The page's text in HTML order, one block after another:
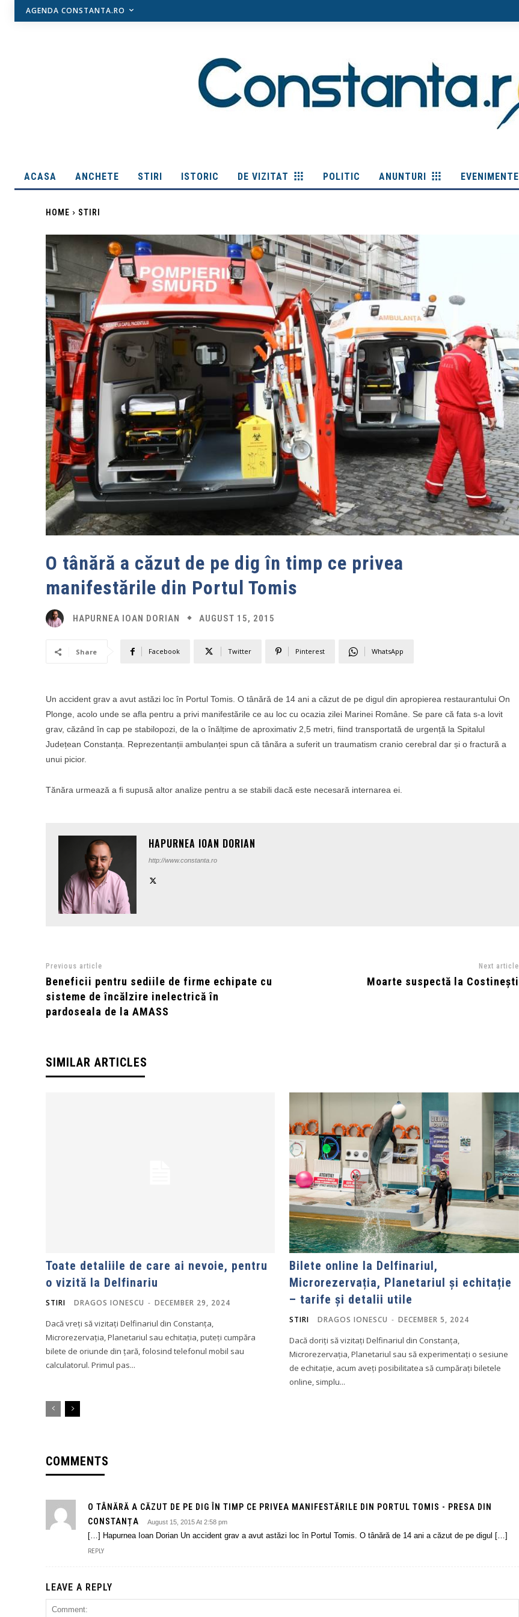
AGENDA CONSTANTA.RO
ACASA ANCHETE STIRI ISTORIC DE VIZITAT POLITIC ANUNTURI EVENIMENTE
HOME STIRI
O tânără a căzut de pe dig în timp ce privea
manifestările din Portul Tomis
HAPURNEA IOAN DORIAN AUGUST 15, 2015
Share Facebook Twitter Pinterest WhatsApp
Un accident grav a avut astăzi loc în Portul Tomis. O tânără de 14 ani a căzut de pe digul din apropierea restaurantului On
Plonge, acolo unde se afla pentru a privi manifestările ce au loc cu ocazia zilei Marinei Române. Se pare că fata s-a lovit
grav, căzând în cap pe stabilopozi, de la o înălțime de aproximativ 2,5 metri, fiind transportată de urgență la Spitalul
Județean Constanța. Reprezentanții ambulanței spun că tânăra a suferit un traumatism cranio cerebral dar și o fractură a
unui picior.
Tănăra urmează a fi supusă altor analize pentru a se stabili dacă este necesară internarea ei.
HAPURNEA IOAN DORIAN
http://www.constanta.ro
Previous article
Beneficii pentru sediile de firme echipate cu
sisteme de încălzire inelectrică în
pardoseala de la AMASS
Next article
Moarte suspectă la Costinești
SIMILAR ARTICLES
Toate detaliile de care ai nevoie, pentru
o vizită la Delfinariu
STIRI DRAGOS IONESCU - DECEMBER 29, 2024
Dacă vreți să vizitați Delfinariul din Constanța,
Microrezervația, Planetariul sau echitația, puteți cumpăra
bilete de oriunde din țară, folosind telefonul mobil sau
calculatorul. Primul pas...
Bilete online la Delfinariul,
Microrezervația, Planetariul și echitație
– tarife și detalii utile
STIRI DRAGOS IONESCU - DECEMBER 5, 2024
Dacă doriți să vizitați Delfinariul din Constanța,
Microrezervația, Planetariul sau să experimentați o sesiune
de echitație, acum aveți posibilitatea să cumpărați biletele
online, simplu...
COMMENTS
O TÂNĂRĂ A CĂZUT DE PE DIG ÎN TIMP CE PRIVEA MANIFESTĂRILE DIN PORTUL TOMIS - PRESA DIN
CONSTANȚA
August 15, 2015 At 2:58 pm
[…] Hapurnea Ioan Dorian Un accident grav a avut astăzi loc în Portul Tomis. O tânără de 14 ani a căzut de pe digul […]
REPLY
LEAVE A REPLY